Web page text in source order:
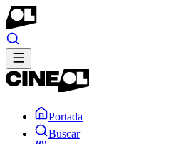
Portada
Buscar